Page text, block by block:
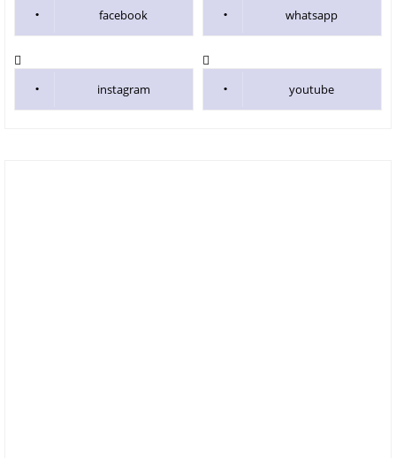
facebook whatsapp
instagram youtube